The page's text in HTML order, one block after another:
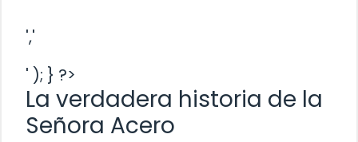
','
' ); } ?>
La verdadera historia de la
Señora Acero